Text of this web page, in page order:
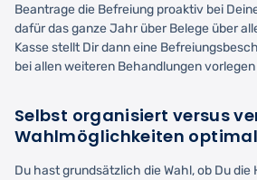
Beantrage die Befreiung proaktiv bei
dafür das ganze Jahr über Belege über
Kasse stellt Dir dann eine
bei allen weiteren Behandlungen
Selbst organisiert versus
Wahlmöglichkeiten
Du hast grundsätzlich die Wahl, ob Du